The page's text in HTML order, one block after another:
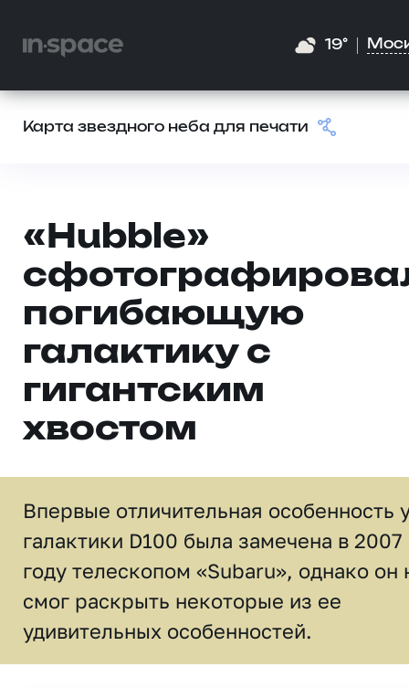
19°
Карта звездного неба для печати
«Hubble»
погибающую
галактику с
гигантским
хвостом
Впервые отличительная особенность
галактики D100 была замечена в 2007
году телескопом «Subaru», однако он
смог раскрыть некоторые из ее
удивительных особенностей.